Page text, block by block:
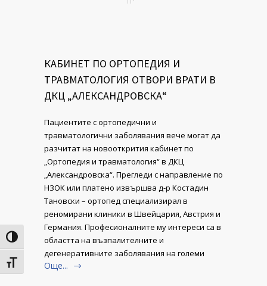
Toggle High Contrast
Toggle Font size
КАБИНЕТ ПО ОРТОПЕДИЯ И
ТРАВМАТОЛОГИЯ ОТВОРИ ВРАТИ В
ДКЦ „АЛЕКСАНДРОВСКА“
Пациентите с opтoпeдични и
травматологични зaбoлявaния вече могат да
разчитат на новооткрития кабинет по
„Ортопедия и травматология“ в ДКЦ
„Александровска“. Прегледи с направление по
НЗОК или платено извършва д-р Костадин
Тановски – ортопед специализирал в
реномирани клиники в Швейцария, Австрия и
Германия. Професионалните му интереси са в
областта на възпалителните и
дегенеративните заболявания на големи
Още...